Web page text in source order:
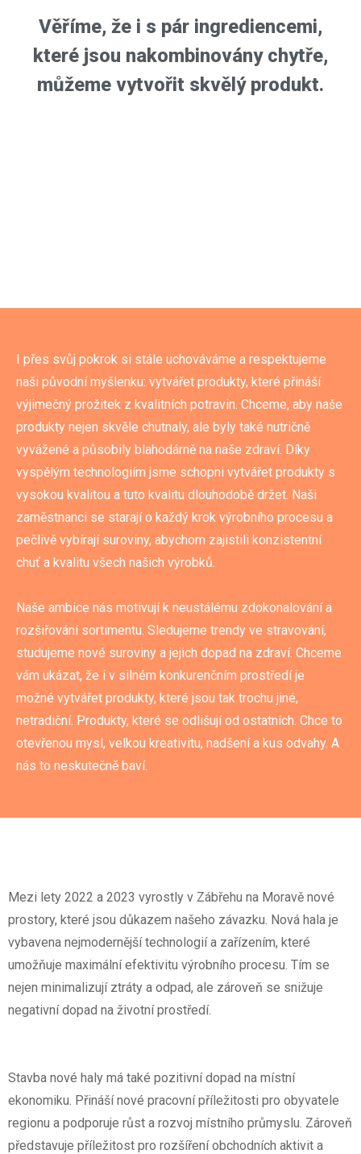
Věříme, že i s pár ingrediencemi,
které jsou nakombinovány chytře,
můžeme vytvořit skvělý produkt.
I přes svůj pokrok si stále uchováváme a respektujeme
naši původní myšlenku: vytvářet produkty, které přináší
výjimečný prožitek z kvalitních potravin. Chceme, aby naše
produkty nejen skvěle chutnaly, ale byly také nutričně
vyvážené a působily blahodárně na naše zdraví. Díky
vyspělým technologiím jsme schopni vytvářet produkty s
vysokou kvalitou a tuto kvalitu dlouhodobě držet. Naši
zaměstnanci se starají o každý krok výrobního procesu a
pečlivě vybírají suroviny, abychom zajistili konzistentní
chuť a kvalitu všech našich výrobků.
Naše ambice nás motivují k neustálému zdokonalování a
rozšiřování sortimentu. Sledujeme trendy ve stravování,
studujeme nové suroviny a jejich dopad na zdraví. Chceme
vám ukázat, že i v silném konkurenčním prostředí je
možné vytvářet produkty, které jsou tak trochu jiné,
netradiční. Produkty, které se odlišují od ostatních. Chce to
otevřenou mysl, velkou kreativitu, nadšení a kus odvahy. A
nás to neskutečně baví.
Mezi lety 2022 a 2023 vyrostly v Zábřehu na Moravě nové
prostory, které jsou důkazem našeho závazku. Nová hala je
vybavena nejmodernější technologií a zařízením, které
umožňuje maximální efektivitu výrobního procesu. Tím se
nejen minimalizují ztráty a odpad, ale zároveň se snižuje
negativní dopad na životní prostředí.
Stavba nové haly má také pozitivní dopad na místní
ekonomiku. Přináší nové pracovní příležitosti pro obyvatele
regionu a podporuje růst a rozvoj místního průmyslu. Zároveň
představuje příležitost pro rozšíření obchodních aktivit a